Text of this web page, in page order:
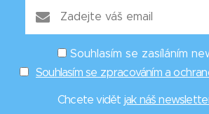
Souhlasím se zasíláním
Souhlasím se zpracováním a
Chcete vidět jak náš